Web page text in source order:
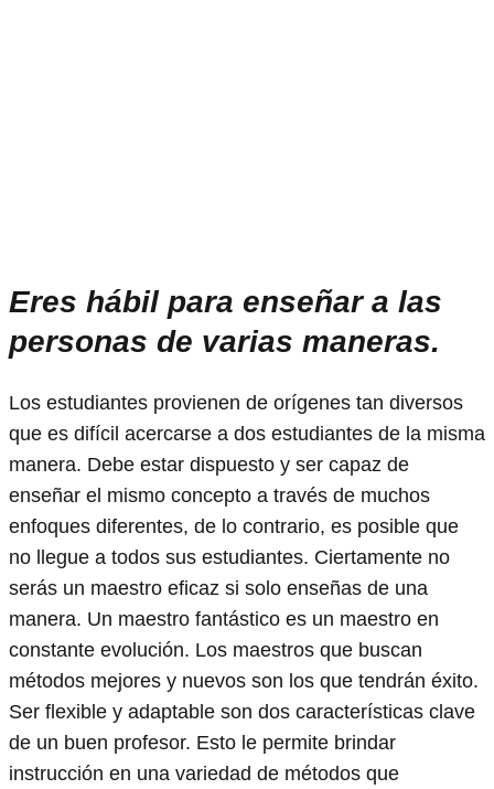
Eres hábil para enseñar a las
personas de varias maneras.
Los estudiantes provienen de orígenes tan diversos
que es difícil acercarse a dos estudiantes de la misma
manera. Debe estar dispuesto y ser capaz de
enseñar el mismo concepto a través de muchos
enfoques diferentes, de lo contrario, es posible que
no llegue a todos sus estudiantes. Ciertamente no
serás un maestro eficaz si solo enseñas de una
manera. Un maestro fantástico es un maestro en
constante evolución. Los maestros que buscan
métodos mejores y nuevos son los que tendrán éxito.
Ser flexible y adaptable son dos características clave
de un buen profesor. Esto le permite brindar
instrucción en una variedad de métodos que